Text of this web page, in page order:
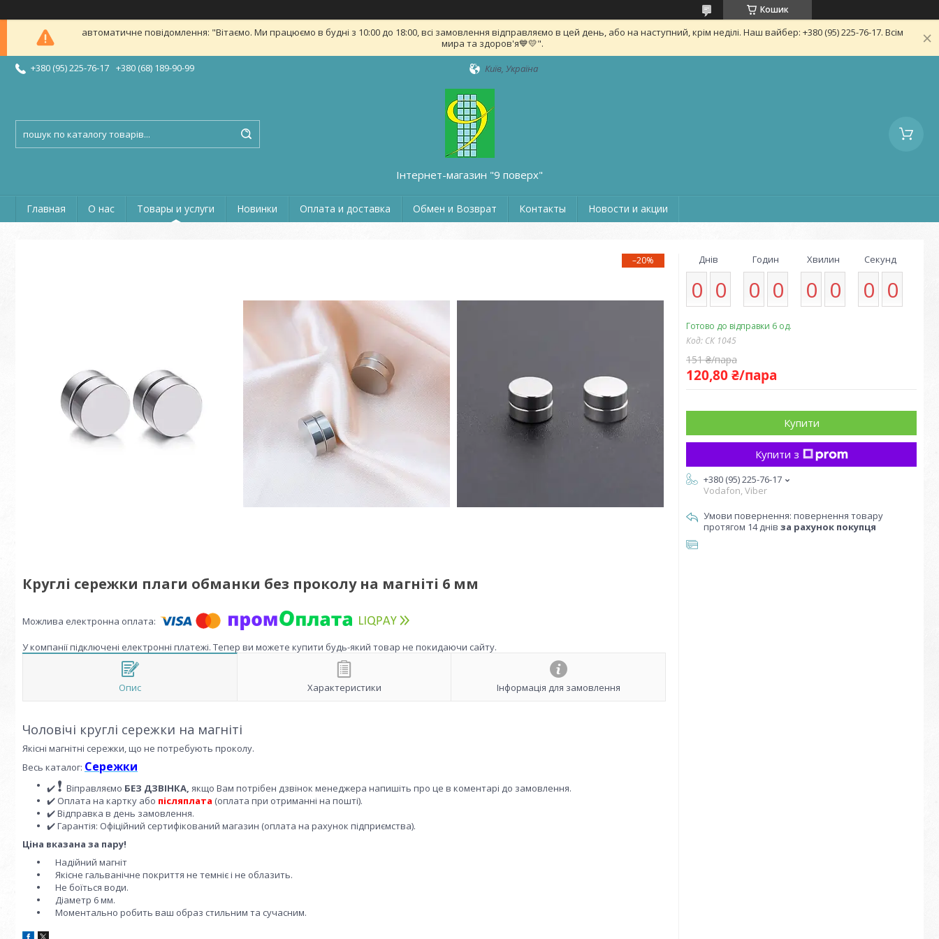
Кошик
автоматичне повідомлення: "Вітаємо. Ми працюємо в будні з 10:00 до 18:00, всі замовлення відправляємо в цей день, або на наступний, крім неділі. Наш вайбер: +380 (95) 225-76-17. Всім
мира та здоров'я💙💛".
+380 (95) 225-76-17 +380 (68) 189-90-99 Київ, Україна
Інтернет-магазин "9 поверх"
Главная О нас Товары и услуги Новинки Оплата и доставка Обмен и Возврат Контакты Новости и акции
–20%
Круглі сережки плаги обманки без проколу на магніті 6 мм
У компанії підключені електронні платежі. Тепер ви можете купити будь-який товар не покидаючи сайту.
Опис Характеристики Інформація для замовлення
Чоловічі круглі сережки на магніті
Якісні магнітні сережки, що не потребують проколу.
Весь каталог: Сережки
✔️ ❗ Віправляємо БЕЗ ДЗВІНКА, якщо Вам потрібен дзвінок менеджера напишіть про це в коментарі до замовлення.
✔️ Оплата на картку або післяплата (оплата при отриманні на пошті).
✔️ Відправка в день замовлення.
✔️ Гарантія: Офіційний сертифікований магазин (оплата на рахунок підприємства).
Ціна вказана за пару!
Надійний магніт
Якісне гальванічне покриття не темніє і не облазить.
Не боїться води.
Діаметр 6 мм.
Моментально робить ваш образ стильним та сучасним.
Днів
0 0
Годин
0 0
Хвилин
0 0
Секунд
0 0
Готово до відправки 6 од.
Код: СК 1045
151 ₴/пара
120,80 ₴/пара
Купити
Купити з
+380 (95) 225-76-17
Vodafon, Viber
повернення товару
протягом 14 днів за рахунок покупця